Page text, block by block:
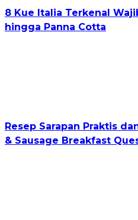
8 Kue Italia Terkenal
hingga Panna Cotta
Resep Sarapan Praktis
& Sausage Breakfast